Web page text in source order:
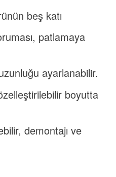
beş katı
patlamaya
ayarlanabilir.
boyutta
demontajı ve